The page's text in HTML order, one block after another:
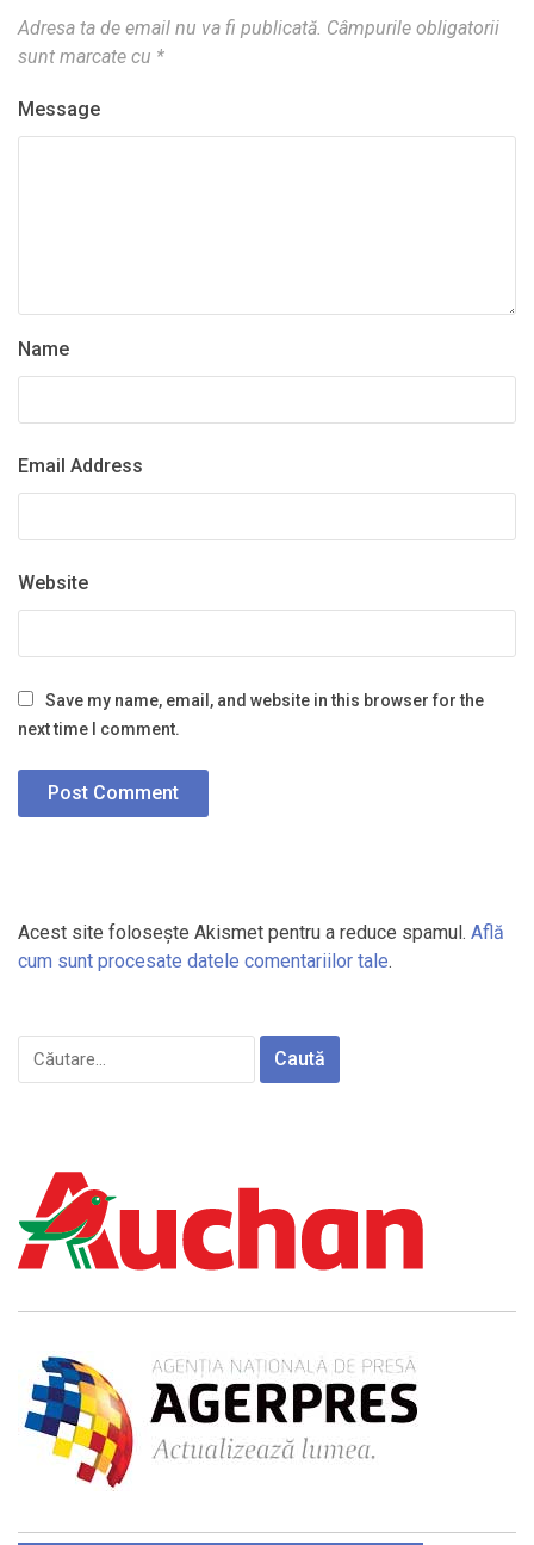
Adresa ta de email nu va fi publicată. Câmpurile obligatorii
sunt marcate cu *
Message
Name
Email Address
Website
Save my name, email, and website in this browser for the
next time I comment.
Acest site folosește Akismet pentru a reduce spamul. Află
cum sunt procesate datele comentariilor tale.
Caută